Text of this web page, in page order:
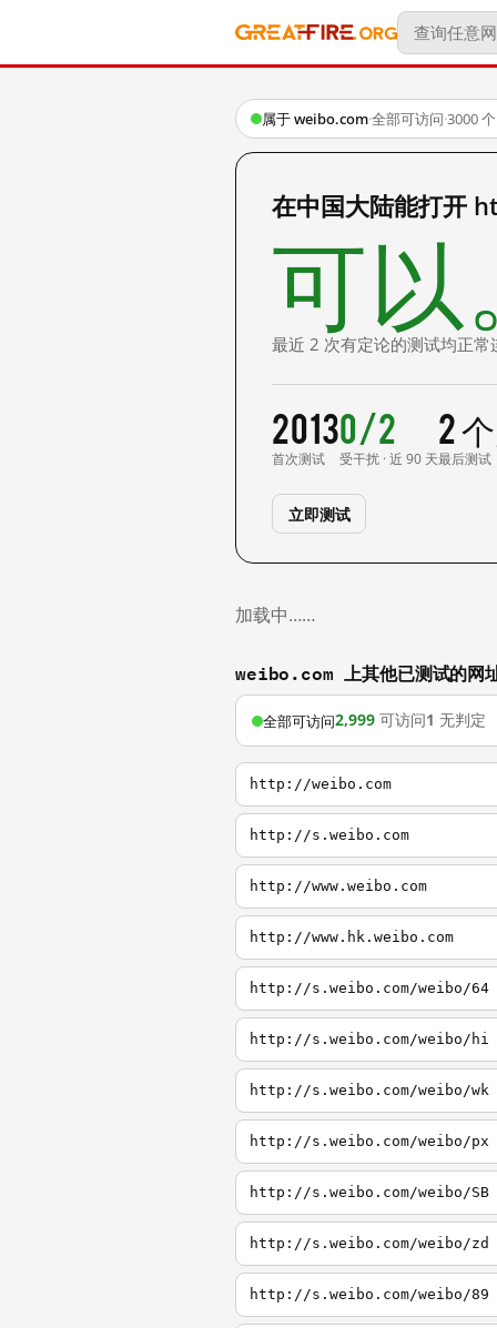
属于 weibo.com·全部可访问·3000
在中国大陆能打开
可以
最近 2 次有定论的测试均正常
2013
首次测试
0/2
受干扰 · 近 90 天
2
最后测试
立即测试
加载中……
weibo.com 上其他已测试的网
全部可访问2,999 可访问1 无判定
http://weibo.com
http://s.weibo.com
http://www.weibo.com
http://www.hk.weibo.com
http://s.weibo.com/weibo/64
http://s.weibo.com/weibo/hi
http://s.weibo.com/weibo/wk
http://s.weibo.com/weibo/px
http://s.weibo.com/weibo/SB
http://s.weibo.com/weibo/zd
http://s.weibo.com/weibo/89